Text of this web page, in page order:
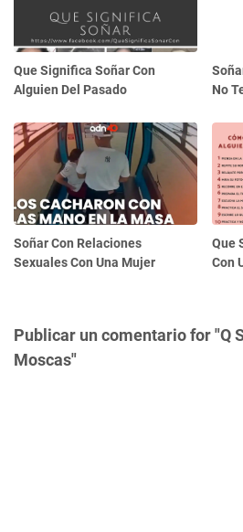
Que Significa Soñar Con
Alguien Del Pasado
No
Soñar Con Relaciones
Sexuales Con Una Mujer
Que
Con
Publicar un comentario for "Q
Moscas"